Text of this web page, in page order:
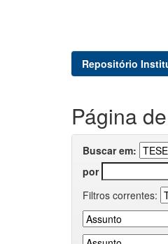
Repositório
Página
Buscar em:
por
Filtros correntes: